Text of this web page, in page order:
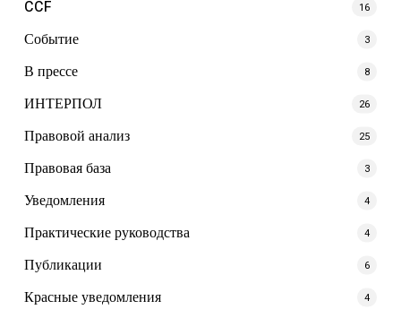
CCF
16
Событие 3
В прессе 8
ИНТЕРПОЛ 26
Правовой анализ 25
Правовая база 3
Уведомления 4
Практические руководства 4
Публикации 6
Красные уведомления 4